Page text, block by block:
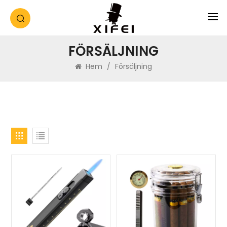
FÖRSÄLJNING
Hem / Försäljning